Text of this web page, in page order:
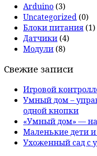
Arduino (3)
Uncategorized (0)
Блоки питания (1)
Датчики (4)
Модули (8)
Свежие записи
Игровой
Умный дом –
одной кнопки
«Умный дом» —
Маленькие дети
Ухоженный сад с